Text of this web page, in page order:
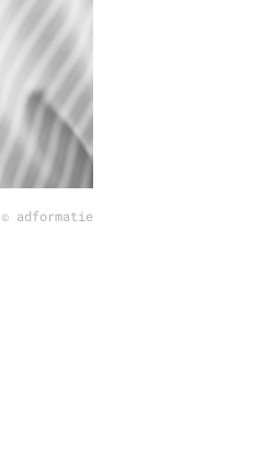
© adformatie